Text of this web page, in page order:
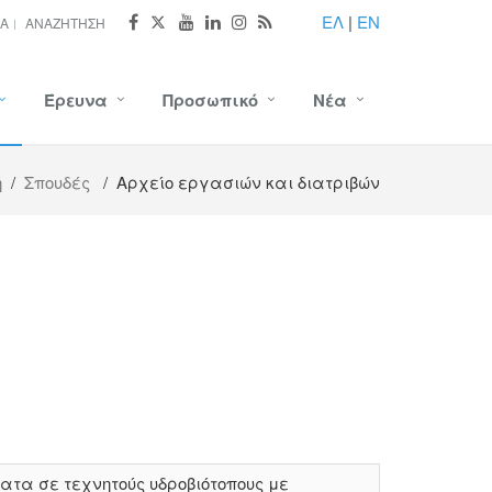
ΕΛ | EN
ΑΝΑΖΉΤΗΣΗ
Έρευνα Προσωπικό Νέα
/ Σπουδές / Αρχείο εργασιών και διατριβών
σε τεχνητούς υδροβιότοπους με